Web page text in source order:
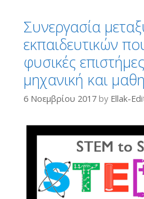
Συνεργασία
εκπαιδευτικών
φυσικές
μηχανική και
6 Νοεμβρίου 2017 by Ellak-